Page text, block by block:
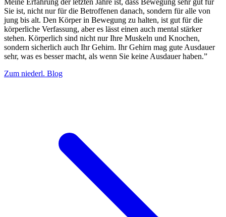
Meine Erfahrung der letzten Jahre ist, dass Bewegung sehr gut für
Sie ist, nicht nur für die Betroffenen danach, sondern für alle von
jung bis alt. Den Körper in Bewegung zu halten, ist gut für die
körperliche Verfassung, aber es lässt einen auch mental stärker
stehen. Körperlich sind nicht nur Ihre Muskeln und Knochen,
sondern sicherlich auch Ihr Gehirn. Ihr Gehirn mag gute Ausdauer
sehr, was es besser macht, als wenn Sie keine Ausdauer haben.”
Zum niederl. Blog